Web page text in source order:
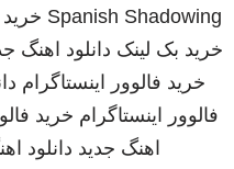
Spanish Shadowing
خرید بک لینک دانلود اهنگ
خرید فالوور اینستاگرام
فالوور اینستاگرام خرید
اهنگ جدید دانلود